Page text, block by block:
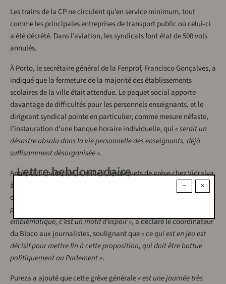
Les trains de la CP ne circulent qu’en service minimum, tout
comme les principales entreprises de transport public où celui-ci
a été décrété. Dans l’aviation, les syndicats font état de 500 vols
annulés.
À Porto, le secrétaire général de la Fenprof, Francisco Gonçalves, a
indiqué que la fermeture de la majorité des établissements
scolaires de la ville était attendue. Le paquet social apporte
davantage de difficultés pour les personnels enseignants, et le
dirigeant syndical pointe en particulier, comme mesure néfaste,
l’instauration d’une banque horaire individuelle, qui« serait un
désastre absolu dans la vie personnelle des enseignants, déjà
suffisamment désorganisée ».
Après avoir participé la veille à des piquets de grève chez Vidralva,
à Marinha Grande, et au métro de Lisbonne, José Manuel Pureza a
commencé la journée avec les travailleurs d’Autoeuropa.
participation est très forte et, Autoeuropa étant très
emblématique, c’est un motif d’espoir », a déclaré le coordinateur
du Bloco aux journalistes, soulignant que« ce qui est en jeu est
décisif pour mettre fin à cette proposition, qui doit être battue
politiquement au Parlement ».
Pureza a ajouté que cette grève générale« est une journée très
×
−
Lettre hebdomadaire